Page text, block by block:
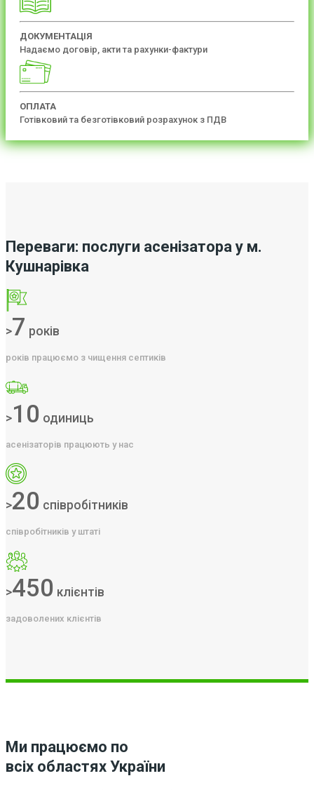
ДОКУМЕНТАЦІЯ
Надаємо договір, акти та рахунки-фактури
ОПЛАТА
Готівковий та безготівковий розрахунок з ПДВ
Переваги: послуги асенізатора у м.
Кушнарівка
>7 років
років працюємо з чищення септиків
>10 одиниць
асенізаторів працюють у нас
>20 співробітників
співробітників у штаті
>450 клієнтів
задоволених клієнтів
Ми працюємо по
всіх областях України